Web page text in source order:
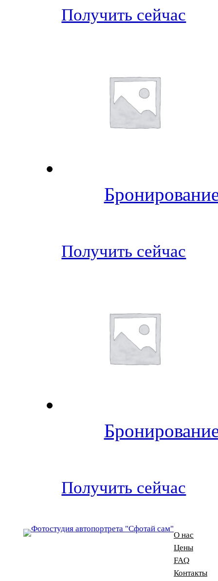
Получить сейчас
Получить сейчас
Получить сейчас
О нас
Цены
FAQ
Контакты